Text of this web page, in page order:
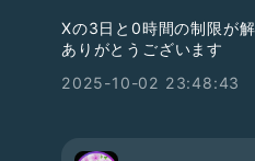
Xの3日と0時間の制限が
ありがとうございます
2025-10-02 23:48:43